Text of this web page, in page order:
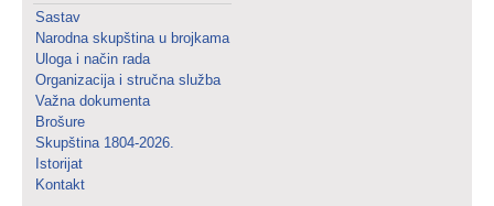
Sastav
Narodna skupština u brojkama
Uloga i način rada
Organizacija i stručna služba
Važna dokumenta
Brošure
Skupština 1804-2026.
Istorijat
Kontakt